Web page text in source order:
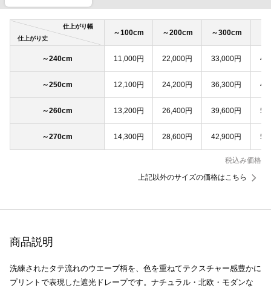
仕上がり幅
仕上がり丈
～100cm ～200cm ～300cm
～240cm 11,000円 22,000円 33,000円
～250cm 12,100円 24,200円 36,300円
～260cm 13,200円 26,400円 39,600円
～270cm 14,300円 28,600円 42,900円
税込み価格
上記以外のサイズの価格はこちら
商品説明
洗練されたタテ流れのウエーブ柄を、色を重ねてテクスチャー感豊かに
プリントで表現した遮光ドレープです。ナチュラル・北欧・モダンな